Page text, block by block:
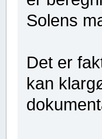
Solens
Det er
kan